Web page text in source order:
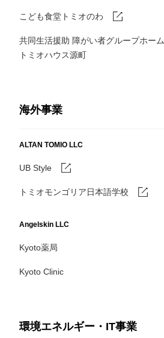
こども食堂トミオのわ
共同生活援助 障がい者グループホーム
トミオハウス源町
海外事業
ALTAN TOMIO LLC
UB Style
トミオモンゴリア日本語学校
Angelskin LLC
Kyoto薬局
Kyoto Clinic
環境エネルギー・IT事業